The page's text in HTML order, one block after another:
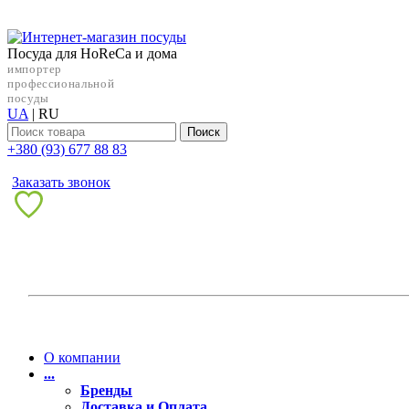
Посуда для HoReCa и дома
импортер
профессиональной
посуды
UA | RU
Поиск
+38‎0 (93) 677 88 83
Заказать звонок
О компании
...
Бренды